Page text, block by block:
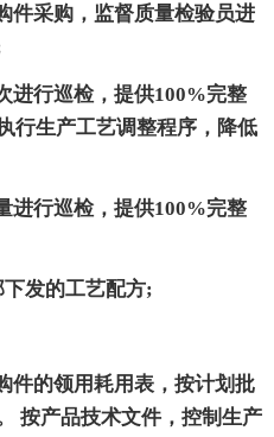
采购，监督质量检验员进
行巡检，提供100%完整
行生产工艺调整程序，降低
行巡检，提供100%完整
发的工艺配方;
的领用耗用表，按计划批
按产品技术文件，控制生产